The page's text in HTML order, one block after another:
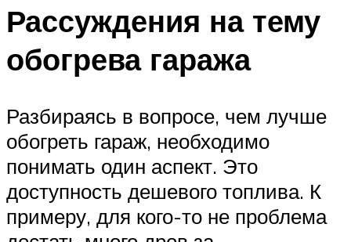
Рассуждения на тему
обогрева гаража
Разбираясь в вопросе, чем лучше
обогреть гараж, необходимо
понимать один аспект. Это
доступность дешевого топлива. К
примеру, для кого-то не проблема